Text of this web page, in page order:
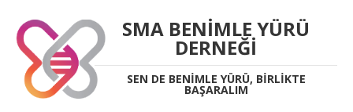
SMA BENIMLE YÜRÜ
DERNEĞI
SEN DE BENIMLE YÜRÜ, BIRLIKTE
BAŞARALIM